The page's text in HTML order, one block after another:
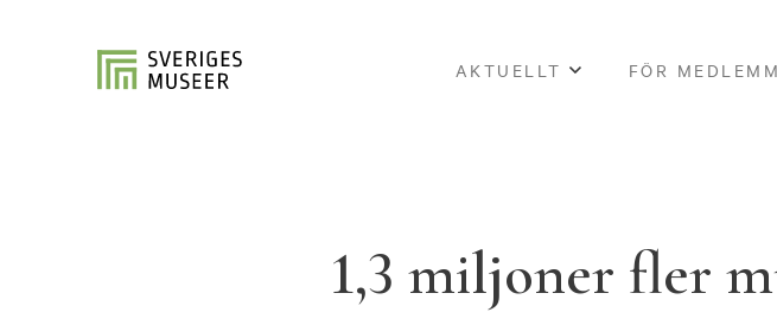
AKTUELLT FÖR
1,3 miljoner fler